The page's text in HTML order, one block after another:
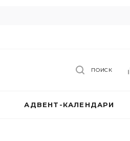
ПОИСК
АДВЕНТ-КАЛЕНДАРИ